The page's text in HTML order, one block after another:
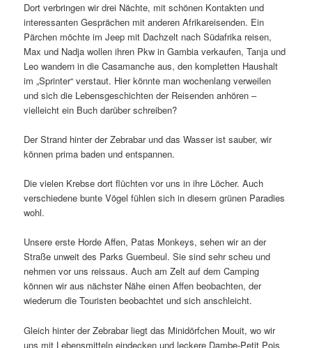
Dort verbringen wir drei Nächte, mit schönen Kontakten und
interessanten Gesprächen mit anderen Afrikareisenden. Ein
Pärchen möchte im Jeep mit Dachzelt nach Südafrika reisen,
Max und Nadja wollen ihren Pkw in Gambia verkaufen, Tanja und
Leo wandern in die Casamanche aus, den kompletten Haushalt
im „Sprinter“ verstaut. Hier könnte man wochenlang verweilen
und sich die Lebensgeschichten der Reisenden anhören –
vielleicht ein Buch darüber schreiben?
Der Strand hinter der Zebrabar und das Wasser ist sauber, wir
können prima baden und entspannen.
Die vielen Krebse dort flüchten vor uns in ihre Löcher. Auch
verschiedene bunte Vögel fühlen sich in diesem grünen Paradies
wohl.
Unsere erste Horde Affen, Patas Monkeys, sehen wir an der
Straße unweit des Parks Guembeul. Sie sind sehr scheu und
nehmen vor uns reissaus. Auch am Zelt auf dem Camping
können wir aus nächster Nähe einen Affen beobachten, der
wiederum die Touristen beobachtet und sich anschleicht.
Gleich hinter der Zebrabar liegt das Minidörfchen Mouit, wo wir
uns mit Lebensmitteln eindecken und leckere Dambe-Petit Pois